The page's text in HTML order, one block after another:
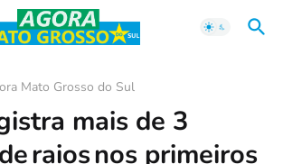
Mato Grosso do Sul
mais de 3
raios nos primeiros